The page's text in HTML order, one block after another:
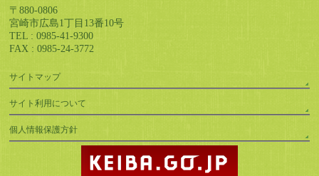
〒880-0806
宮崎市広島1丁目13番10号
TEL : 0985-41-9300
FAX : 0985-24-3772
サイトマップ
サイト利用について
個人情報保護方針